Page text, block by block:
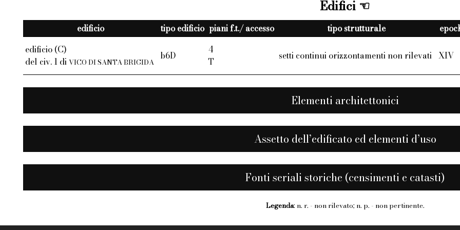
Edifici
edificio tipo edificio piani f.t./ accesso tipo strutturale
edificio (C)
del civ. 1 di VICO DI SANTA BRIGIDA
b6D
4
T
setti continui orizzontamenti non rilevati XIV
Elementi architettonici
Assetto dell’edificato ed elementi d’uso
Fonti seriali storiche (censimenti e catasti)
Legenda: n. r. - non rilevato; n. p. - non pertinente.